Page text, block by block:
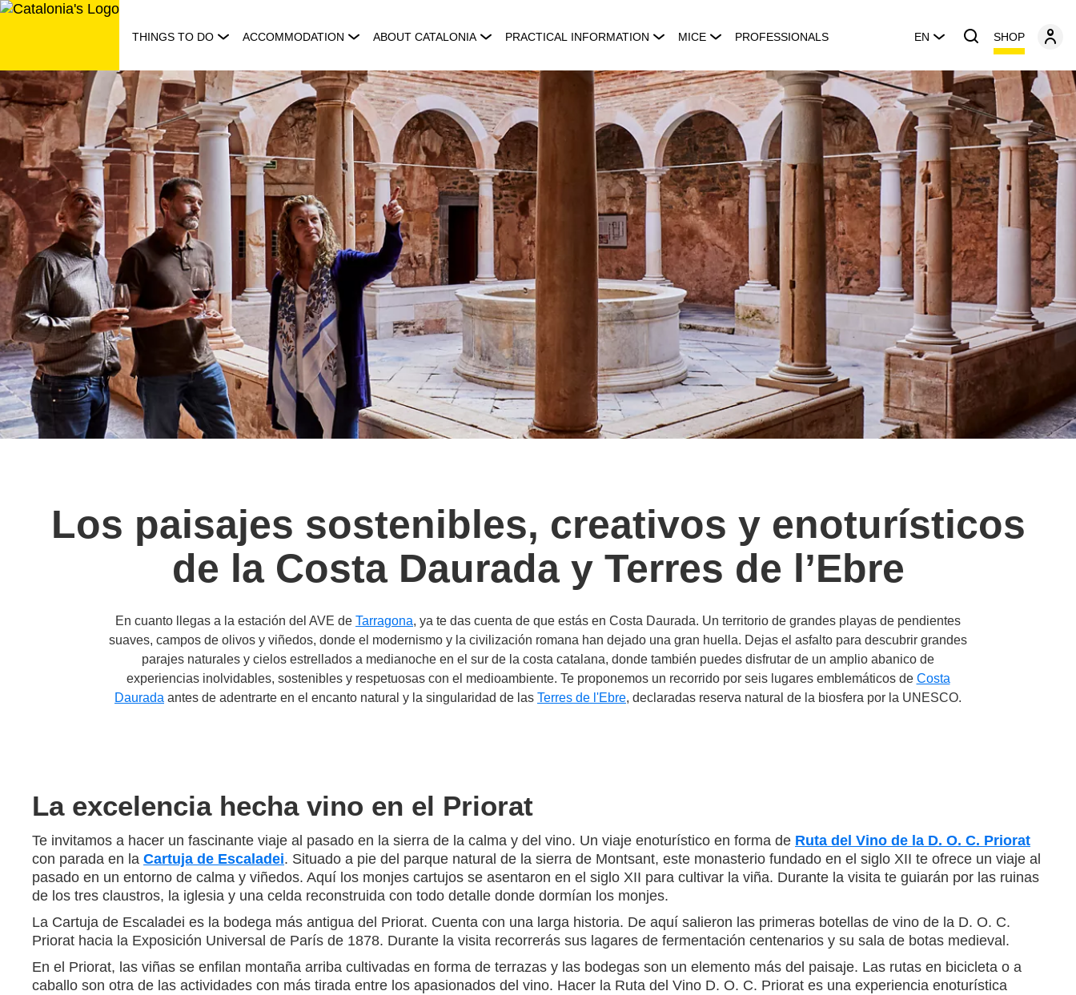
Skip
THINGS TO DO ACCOMMODATION ABOUT CATALONIA PRACTICAL INFORMATION MICE PROFESSIONALS EN SHOP
Los paisajes sostenibles, creativos y enoturísticos
de la Costa Daurada y Terres de l’Ebre
En cuanto llegas a la estación del AVE de Tarragona, ya te das cuenta de que estás en Costa Daurada. Un territorio de grandes playas de pendientes
suaves, campos de olivos y viñedos, donde el modernismo y la civilización romana han dejado una gran huella. Dejas el asfalto para descubrir grandes
parajes naturales y cielos estrellados a medianoche en el sur de la costa catalana, donde también puedes disfrutar de un amplio abanico de
experiencias inolvidables, sostenibles y respetuosas con el medioambiente. Te proponemos un recorrido por seis lugares emblemáticos de Costa
Daurada antes de adentrarte en el encanto natural y la singularidad de las Terres de l'Ebre, declaradas reserva natural de la biosfera por la UNESCO.
La excelencia hecha vino en el Priorat
Te invitamos a hacer un fascinante viaje al pasado en la sierra de la calma y del vino. Un viaje enoturístico en forma de Ruta del Vino de la D. O. C. Priorat
con parada en la Cartuja de Escaladei. Situado a pie del parque natural de la sierra de Montsant, este monasterio fundado en el siglo XII te ofrece un viaje al
pasado en un entorno de calma y viñedos. Aquí los monjes cartujos se asentaron en el siglo XII para cultivar la viña. Durante la visita te guiarán por las ruinas
de los tres claustros, la iglesia y una celda reconstruida con todo detalle donde dormían los monjes.
La Cartuja de Escaladei es la bodega más antigua del Priorat. Cuenta con una larga historia. De aquí salieron las primeras botellas de vino de la D. O. C.
Priorat hacia la Exposición Universal de París de 1878. Durante la visita recorrerás sus lagares de fermentación centenarios y su sala de botas medieval.
En el Priorat, las viñas se enfilan montaña arriba cultivadas en forma de terrazas y las bodegas son un elemento más del paisaje. Las rutas en bicicleta o a
caballo son otra de las actividades con más tirada entre los apasionados del vino. Hacer la Ruta del Vino D. O. C. Priorat es una experiencia enoturística